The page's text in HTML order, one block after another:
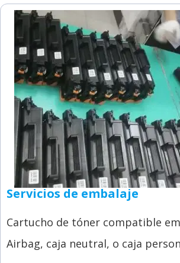
Servicios de embalaje
Cartucho de tóner compatible
Airbag, caja neutral, o caja